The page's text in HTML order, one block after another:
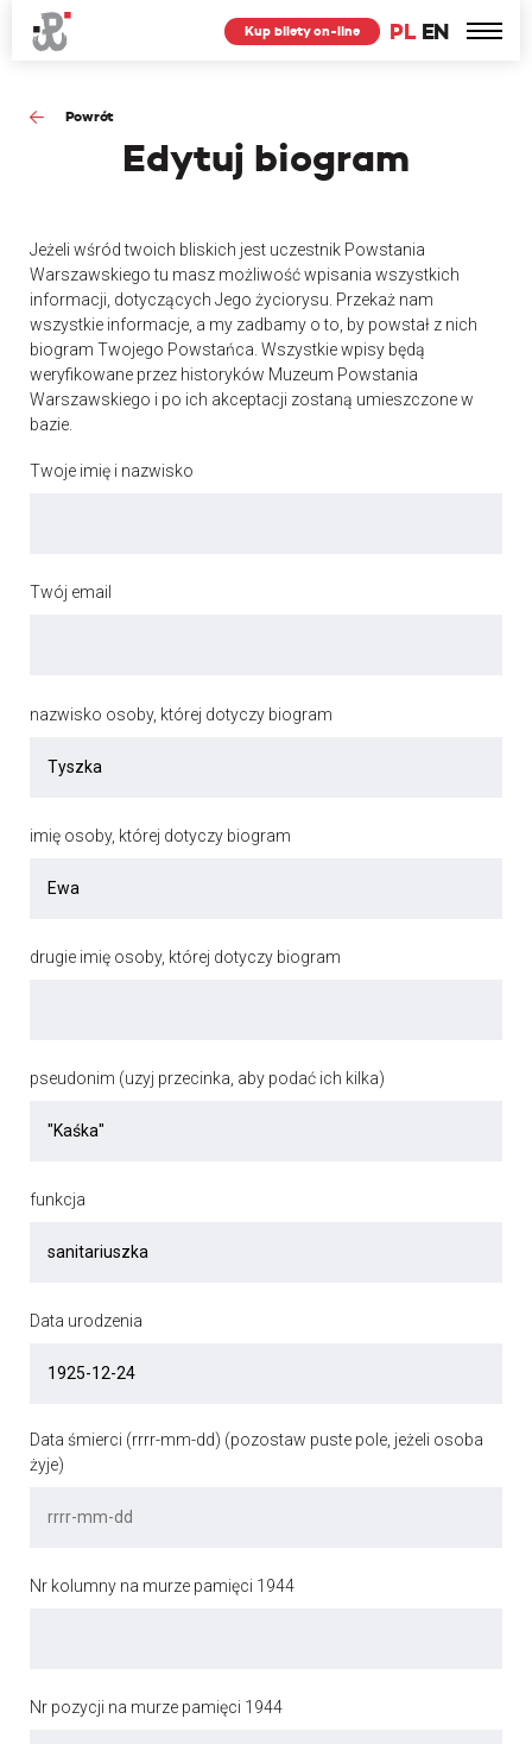
PL EN
Kup bilety on-line
Powrót
Edytuj biogram
Jeżeli wśród twoich bliskich jest uczestnik Powstania
Warszawskiego tu masz możliwość wpisania wszystkich
informacji, dotyczących Jego życiorysu. Przekaż nam
wszystkie informacje, a my zadbamy o to, by powstał z nich
biogram Twojego Powstańca. Wszystkie wpisy będą
weryfikowane przez historyków Muzeum Powstania
Warszawskiego i po ich akceptacji zostaną umieszczone w
bazie.
Twoje imię i nazwisko
Twój email
nazwisko osoby, której dotyczy biogram
imię osoby, której dotyczy biogram
drugie imię osoby, której dotyczy biogram
pseudonim (uzyj przecinka, aby podać ich kilka)
funkcja
Data urodzenia
Data śmierci (rrrr-mm-dd) (pozostaw puste pole, jeżeli osoba
żyje)
Nr kolumny na murze pamięci 1944
Nr pozycji na murze pamięci 1944